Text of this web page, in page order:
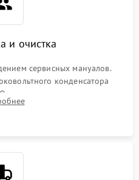
и очистка
сервисных мануалов.
конденсатора
внутренних узлов от
с помощью спецсредств.